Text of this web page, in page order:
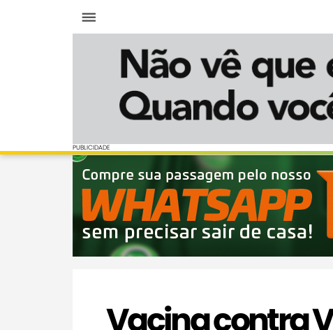
PUBLICIDADE
PUBLICIDADE
Vacina contra